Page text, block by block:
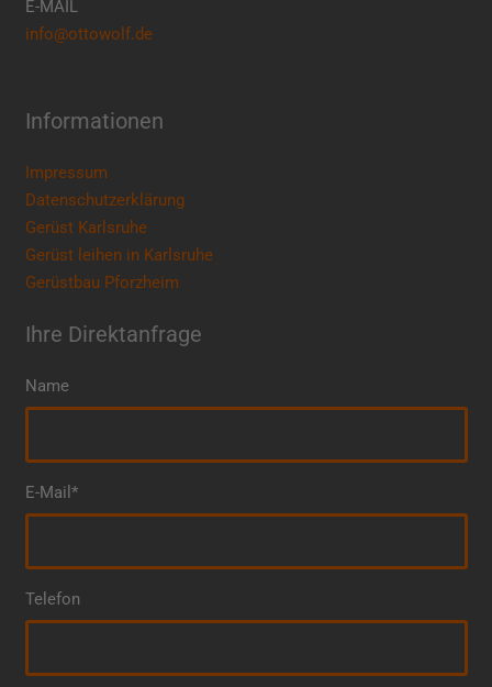
E-MAIL
info@ottowolf.de
Informationen
Impressum
Datenschutzerklärung
Gerüst Karlsruhe
Gerüst leihen in Karlsruhe
Gerüstbau Pforzheim
Ihre Direktanfrage
Name
E-Mail*
Telefon